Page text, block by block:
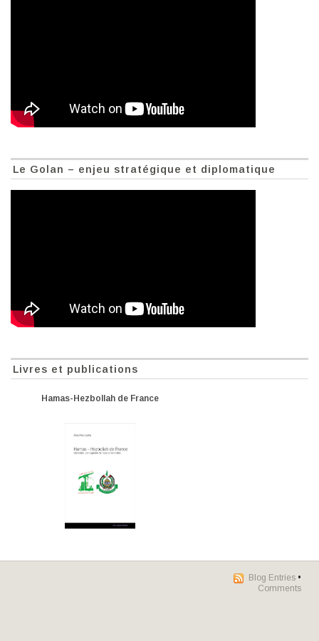
Le Golan – enjeu stratégique et diplomatique
Livres et publications
Hamas-Hezbollah de France
Blog Entries •
Comments